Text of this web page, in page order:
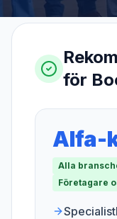
för
Alfa-
Alla
Företagare